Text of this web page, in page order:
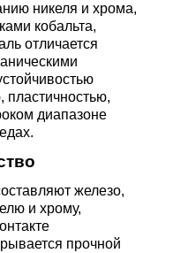
никеля и хрома,
кобальта,
отличается
пластичностью,
диапазоне
железо,
и хрому,
прочной